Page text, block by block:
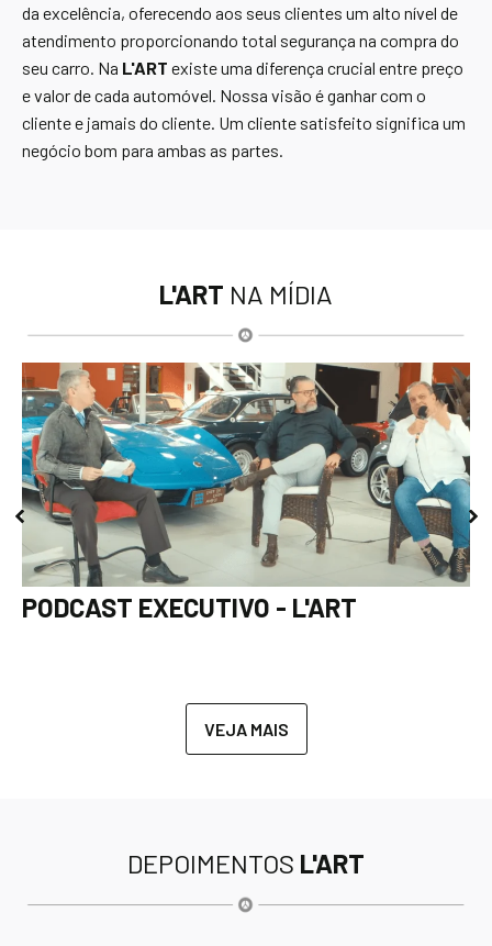
da excelência, oferecendo aos seus clientes um alto nível de
atendimento proporcionando total segurança na compra do
seu carro. Na L'ART existe uma diferença crucial entre preço
e valor de cada automóvel. Nossa visão é ganhar com o
cliente e jamais do cliente. Um cliente satisfeito significa um
negócio bom para ambas as partes.
L'ART NA MÍDIA
PODCAST EXECUTIVO - L'ART
VEJA MAIS
DEPOIMENTOS L'ART